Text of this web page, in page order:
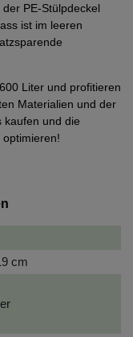
PE-Stülpdeckel
ist im leeren
Liter und profitieren
Materialien und der
kaufen und die
cm